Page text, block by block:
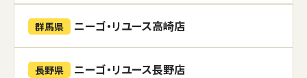
群馬県 ニーゴ・リユース高崎店
長野県 ニーゴ・リユース長野店